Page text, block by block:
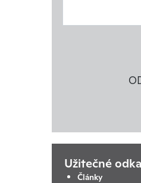
Užitečné
Články